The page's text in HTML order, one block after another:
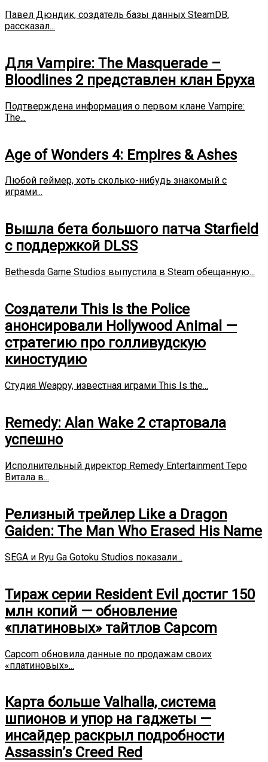
Павел Дюндик, создатель базы данных SteamDB,
рассказал...
Для Vampire: The Masquerade –
Bloodlines 2 представлен клан Бруха
Подтверждена информация о первом клане Vampire:
The...
Age of Wonders 4: Empires & Ashes
Любой геймер, хоть сколько-нибудь знакомый с
играми...
Вышла бета большого патча Starfield
с поддержкой DLSS
Bethesda Game Studios выпустила в Steam обещанную...
Создатели This Is the Police
анонсировали Hollywood Animal —
стратегию про голливудскую
киностудию
Студия Weappy, известная играми This Is the...
Remedy: Alan Wake 2 стартовала
успешно
Исполнительный директор Remedy Entertainment Теро
Витала в...
Релизный трейлер Like a Dragon
Gaiden: The Man Who Erased His Name
SEGA и Ryu Ga Gotoku Studios показали...
Тираж серии Resident Evil достиг 150
млн копий — обновление
«платиновых» тайтлов Capcom
Capcom обновила данные по продажам своих
«платиновых»...
Карта больше Valhalla, система
шпионов и упор на гаджеты —
инсайдер раскрыл подробности
Assassin’s Creed Red